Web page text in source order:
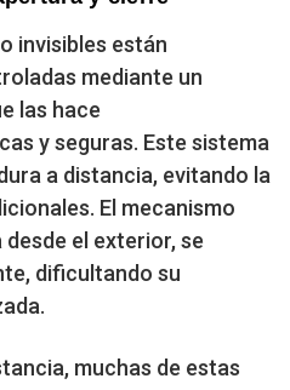
invisibles están
mediante un
las hace
y seguras. Este sistema
a distancia, evitando la
El mecanismo
el exterior, se
dificultando su
muchas de estas